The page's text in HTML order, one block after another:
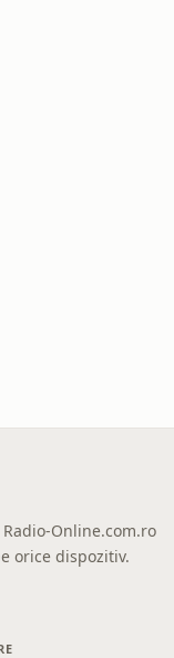
Online.com.ro
orice dispozitiv.